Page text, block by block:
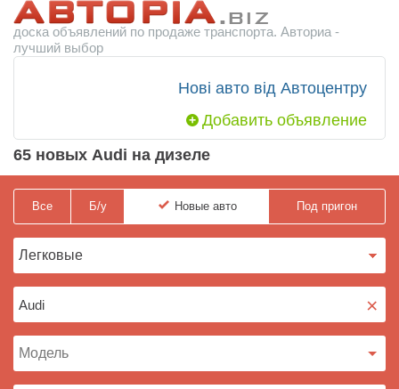
доска объявлений по продаже транспорта. Авториа -
лучший выбор
Нові авто від Автоцентру
Добавить объявление
65 новых Audi на дизеле
Все Б/у Новые авто Под пригон
×